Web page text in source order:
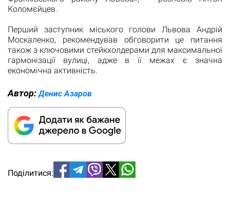
Коломєйцев.
Перший заступник міського голови Львова Андрій
Москаленко, рекомендував обговорити це питання
також з ключовими стейкхолдерами для максимальної
гармонізації вулиці, адже в її межах є значна
економічна активність.
Автор:Денис Азаров
Поділитися: